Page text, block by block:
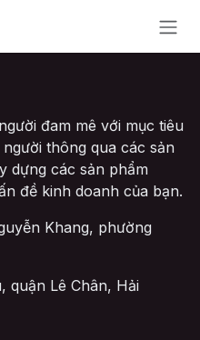
đam mê với mục tiêu
thông qua các sản
dựng các sản phẩm
đề kinh doanh của bạn.
Khang, phường
quận Lê Chân, Hải